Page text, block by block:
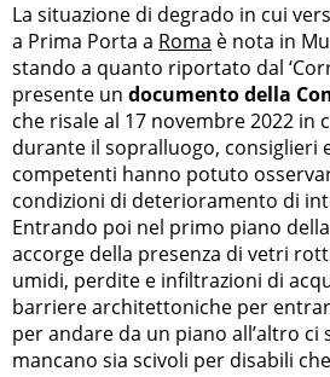
La situazione di degrado in cui
a Prima Porta a Roma è nota in
stando a quanto riportato dal
presente un documento della
che risale al 17 novembre 2022 in
durante il sopralluogo, consiglieri
competenti hanno potuto
condizioni di deterioramento di
Entrando poi nel primo piano
accorge della presenza di vetri
umidi, perdite e infiltrazioni di
barriere architettoniche per
per andare da un piano all’altro ci
mancano sia scivoli per disabili